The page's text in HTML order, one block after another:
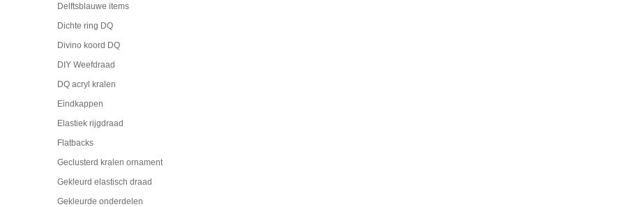
Delftsblauwe items
Dichte ring DQ
Divino koord DQ
DIY Weefdraad
DQ acryl kralen
Eindkappen
Elastiek rijgdraad
Flatbacks
Geclusterd kralen ornament
Gekleurd elastisch draad
Gekleurde onderdelen